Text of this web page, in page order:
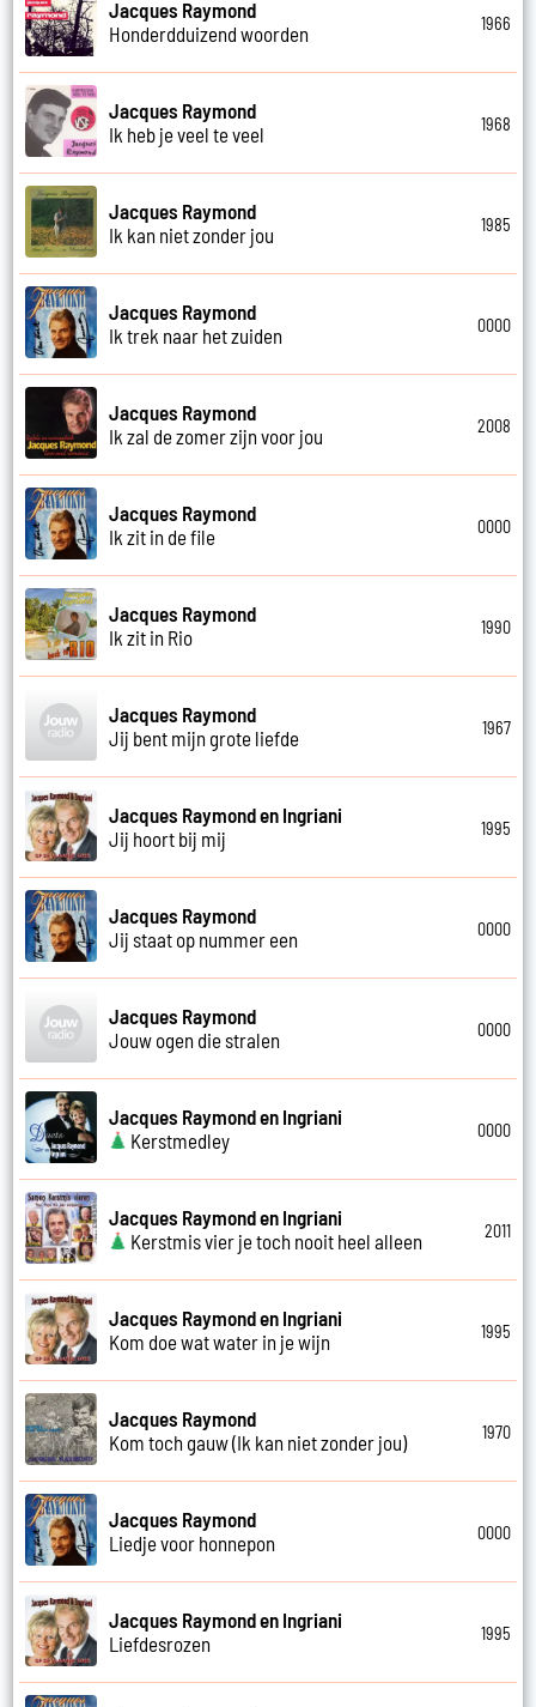
Jacques Raymond
Honderdduizend woorden
1966
Jacques Raymond
Ik heb je veel te veel
1968
Jacques Raymond
Ik kan niet zonder jou
1985
Jacques Raymond
Ik trek naar het zuiden
0000
Jacques Raymond
Ik zal de zomer zijn voor jou
2008
Jacques Raymond
Ik zit in de file
0000
Jacques Raymond
Ik zit in Rio
1990
Jacques Raymond
Jij bent mijn grote liefde
1967
Jacques Raymond en Ingriani
Jij hoort bij mij
1995
Jacques Raymond
Jij staat op nummer een
0000
Jacques Raymond
Jouw ogen die stralen
0000
Jacques Raymond en Ingriani
Kerstmedley
0000
Jacques Raymond en Ingriani
Kerstmis vier je toch nooit heel alleen
2011
Jacques Raymond en Ingriani
Kom doe wat water in je wijn
1995
Jacques Raymond
Kom toch gauw (Ik kan niet zonder jou)
1970
Jacques Raymond
Liedje voor honnepon
0000
Jacques Raymond en Ingriani
Liefdesrozen
1995